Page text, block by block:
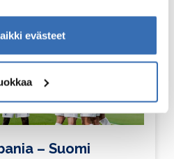
evästeet
– Suomi